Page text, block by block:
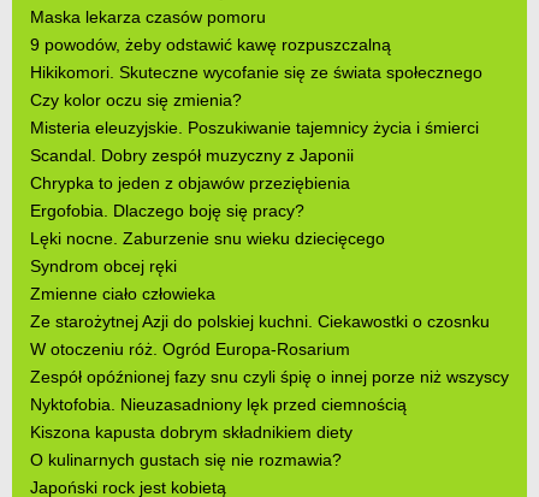
Maska lekarza czasów pomoru
9 powodów, żeby odstawić kawę rozpuszczalną
Hikikomori. Skuteczne wycofanie się ze świata społecznego
Czy kolor oczu się zmienia?
Misteria eleuzyjskie. Poszukiwanie tajemnicy życia i śmierci
Scandal. Dobry zespół muzyczny z Japonii
Chrypka to jeden z objawów przeziębienia
Ergofobia. Dlaczego boję się pracy?
Lęki nocne. Zaburzenie snu wieku dziecięcego
Syndrom obcej ręki
Zmienne ciało człowieka
Ze starożytnej Azji do polskiej kuchni. Ciekawostki o czosnku
W otoczeniu róż. Ogród Europa-Rosarium
Zespół opóźnionej fazy snu czyli śpię o innej porze niż wszyscy
Nyktofobia. Nieuzasadniony lęk przed ciemnością
Kiszona kapusta dobrym składnikiem diety
O kulinarnych gustach się nie rozmawia?
Japoński rock jest kobietą